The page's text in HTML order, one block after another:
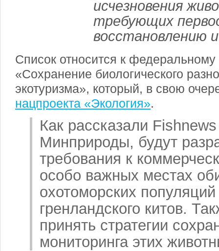
исчезновения
требующих
восстановлению
Список относится к федеральному
«Сохранение биологического
экотуризма», который, в свою
нацпроекта «Экология».
Как рассказали
Минприроды, будут
требования к
особо важных местах
охотоморских популяций
гренландского китов.
принять стратегии
мониторинга этих